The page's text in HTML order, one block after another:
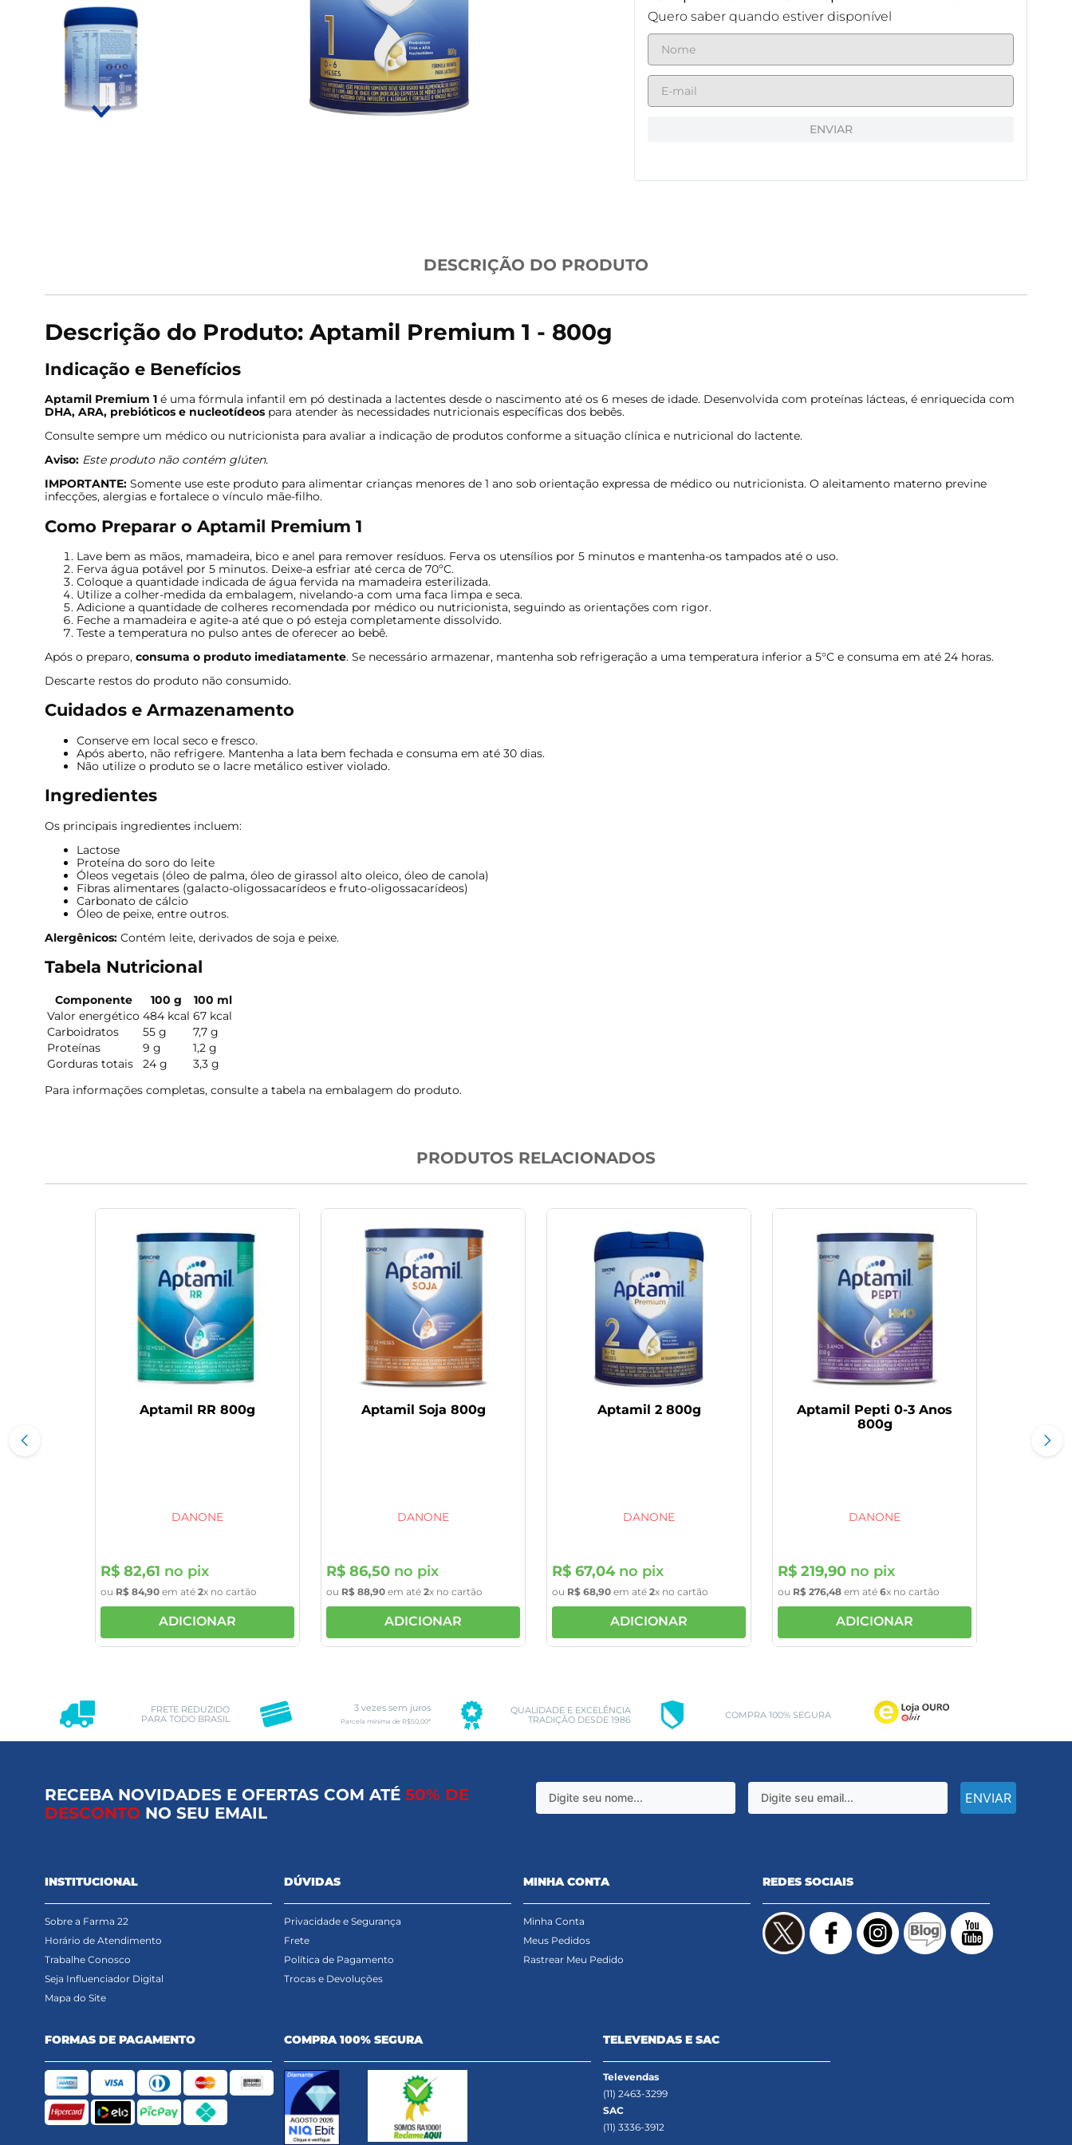
Quero saber quando estiver disponível
ENVIAR
DESCRIÇÃO DO PRODUTO
Descrição do Produto: Aptamil Premium 1 - 800g
Indicação e Benefícios
Aptamil Premium 1 é uma fórmula infantil em pó destinada a lactentes desde o nascimento até os 6 meses de idade. Desenvolvida com proteínas lácteas, é enriquecida com
DHA, ARA, prebióticos e nucleotídeos para atender às necessidades nutricionais específicas dos bebês.
Consulte sempre um médico ou nutricionista para avaliar a indicação de produtos conforme a situação clínica e nutricional do lactente.
Aviso: Este produto não contém glúten.
IMPORTANTE: Somente use este produto para alimentar crianças menores de 1 ano sob orientação expressa de médico ou nutricionista. O aleitamento materno previne
infecções, alergias e fortalece o vínculo mãe-filho.
Como Preparar o Aptamil Premium 1
Lave bem as mãos, mamadeira, bico e anel para remover resíduos. Ferva os utensílios por 5 minutos e mantenha-os tampados até o uso.
Ferva água potável por 5 minutos. Deixe-a esfriar até cerca de 70ºC.
Coloque a quantidade indicada de água fervida na mamadeira esterilizada.
Utilize a colher-medida da embalagem, nivelando-a com uma faca limpa e seca.
Adicione a quantidade de colheres recomendada por médico ou nutricionista, seguindo as orientações com rigor.
Feche a mamadeira e agite-a até que o pó esteja completamente dissolvido.
Teste a temperatura no pulso antes de oferecer ao bebê.
Após o preparo, consuma o produto imediatamente. Se necessário armazenar, mantenha sob refrigeração a uma temperatura inferior a 5°C e consuma em até 24 horas.
Descarte restos do produto não consumido.
Cuidados e Armazenamento
Conserve em local seco e fresco.
Após aberto, não refrigere. Mantenha a lata bem fechada e consuma em até 30 dias.
Não utilize o produto se o lacre metálico estiver violado.
Ingredientes
Os principais ingredientes incluem:
Lactose
Proteína do soro do leite
Óleos vegetais (óleo de palma, óleo de girassol alto oleico, óleo de canola)
Fibras alimentares (galacto-oligossacarídeos e fruto-oligossacarídeos)
Carbonato de cálcio
Óleo de peixe, entre outros.
Alergênicos: Contém leite, derivados de soja e peixe.
Tabela Nutricional
Componente 100 g
100 ml
Valor energético 484 kcal 67 kcal
Carboidratos
55 g
7,7 g
Proteínas
9 g
1,2 g
Gorduras totais
24 g
3,3 g
Para informações completas, consulte a tabela na embalagem do produto.
PRODUTOS RELACIONADOS
Aptamil RR 800g
DANONE
R$ 82,61 no pix
ou R$ 84,90em até 2x no cartão
ADICIONAR
Aptamil Soja 800g
DANONE
R$ 86,50no pix
ou R$ 88,90em até 2x no cartão
ADICIONAR
Aptamil 2 800g
DANONE
R$ 67,04no pix
ou R$ 68,90em até 2x no cartão
ADICIONAR
Aptamil Pepti 0-3 Anos
800g
DANONE
R$ 219,90no pix
ou R$ 276,48em até 6x no cartão
ADICIONAR
FRETE REDUZIDO
PARA TODO BRASIL
3 vezes sem juros
Parcela mínima de R$50,00*
QUALIDADE E EXCELÊNCIA
TRADIÇÃO DESDE 1986
COMPRA 100% SEGURA
RECEBA NOVIDADES E OFERTAS COM ATÉ 50% DE
DESCONTO NO SEU EMAIL
ENVIAR
INSTITUCIONAL
Sobre a Farma 22
Horário de Atendimento
Trabalhe Conosco
Seja Influenciador Digital
Mapa do Site
DÚVIDAS
Privacidade e Segurança
Frete
Política de Pagamento
Trocas e Devoluções
MINHA CONTA
Minha Conta
Meus Pedidos
Rastrear Meu Pedido
REDES SOCIAIS
FORMAS DE PAGAMENTO COMPRA 100% SEGURA TELEVENDAS E SAC
Televendas
(11) 2463-3299
SAC
(11) 3336-3912